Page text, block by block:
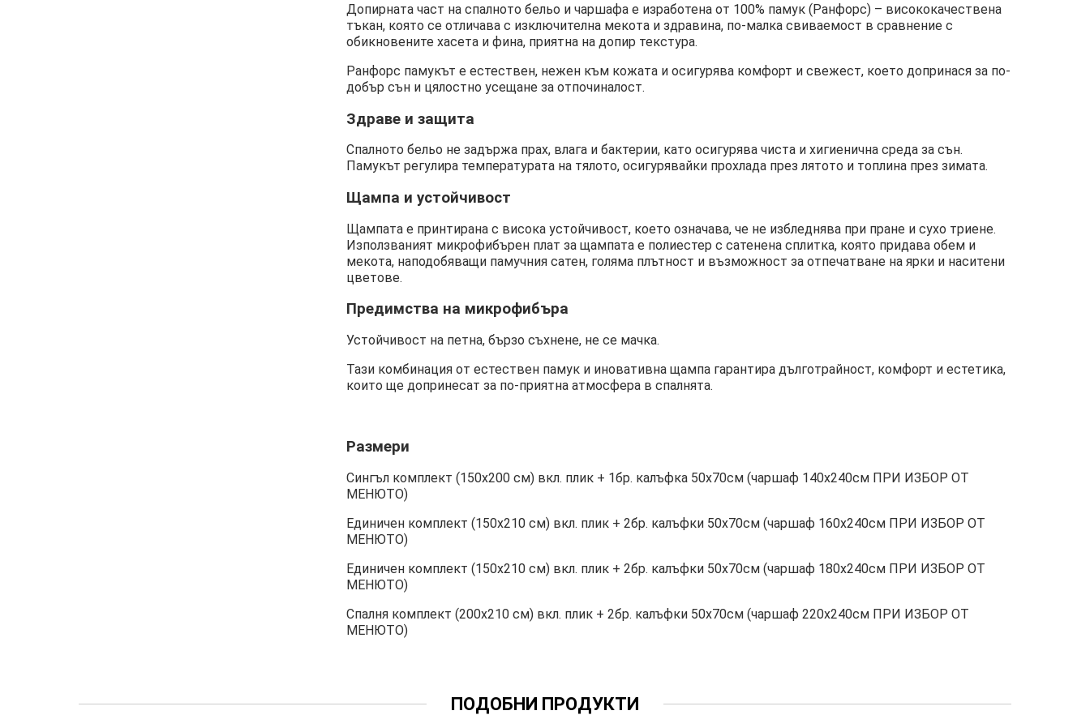
Допирната част на спалното бельо и чаршафа е изработена от 100% памук (Ранфорс) – висококачествена
тъкан, която се отличава с изключителна мекота и здравина, по-малка свиваемост в сравнение с
обикновените хасета и фина, приятна на допир текстура.
Ранфорс памукът е естествен, нежен към кожата и осигурява комфорт и свежест, което допринася за по-
добър сън и цялостно усещане за отпочиналост.
Здраве и защита
Спалното бельо не задържа прах, влага и бактерии, като осигурява чиста и хигиенична среда за сън.
Памукът регулира температурата на тялото, осигурявайки прохлада през лятото и топлина през зимата.
Щампа и устойчивост
Щампата е принтирана с висока устойчивост, което означава, че не избледнява при пране и сухо триене.
Използваният микрофибърен плат за щампата е полиестер с сатенена сплитка, която придава обем и
мекота, наподобяващи памучния сатен, голяма плътност и възможност за отпечатване на ярки и наситени
цветове.
Предимства на микрофибъра
Устойчивост на петна, бързо съхнене, не се мачка.
Тази комбинация от естествен памук и иновативна щампа гарантира дълготрайност, комфорт и естетика,
които ще допринесат за по-приятна атмосфера в спалнята.
Размери
Сингъл комплект (150х200 см) вкл. плик + 1бр. калъфка 50х70см (чаршаф 140х240см ПРИ ИЗБОР ОТ
МЕНЮТО)
Единичен комплект (150х210 см) вкл. плик + 2бр. калъфки 50х70см (чаршаф 160х240см ПРИ ИЗБОР ОТ
МЕНЮТО)
Единичен комплект (150х210 см) вкл. плик + 2бр. калъфки 50х70см (чаршаф 180х240см ПРИ ИЗБОР ОТ
МЕНЮТО)
Спалня комплект (200х210 см) вкл. плик + 2бр. калъфки 50х70см (чаршаф 220х240см ПРИ ИЗБОР ОТ
МЕНЮТО)
ПОДОБНИ ПРОДУКТИ